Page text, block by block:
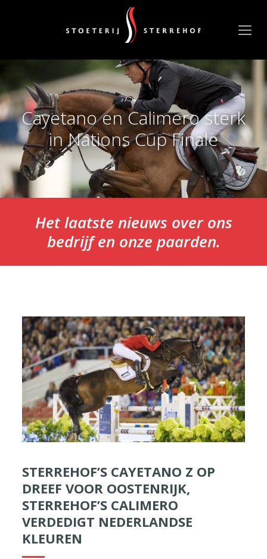
Cayetano en Calimero sterk
in Nations Cup Finale
Het laatste nieuws over ons
bedrijf en onze paarden.
STERREHOF’S CAYETANO Z OP
DREEF VOOR OOSTENRIJK,
STERREHOF’S CALIMERO
VERDEDIGT NEDERLANDSE
KLEUREN